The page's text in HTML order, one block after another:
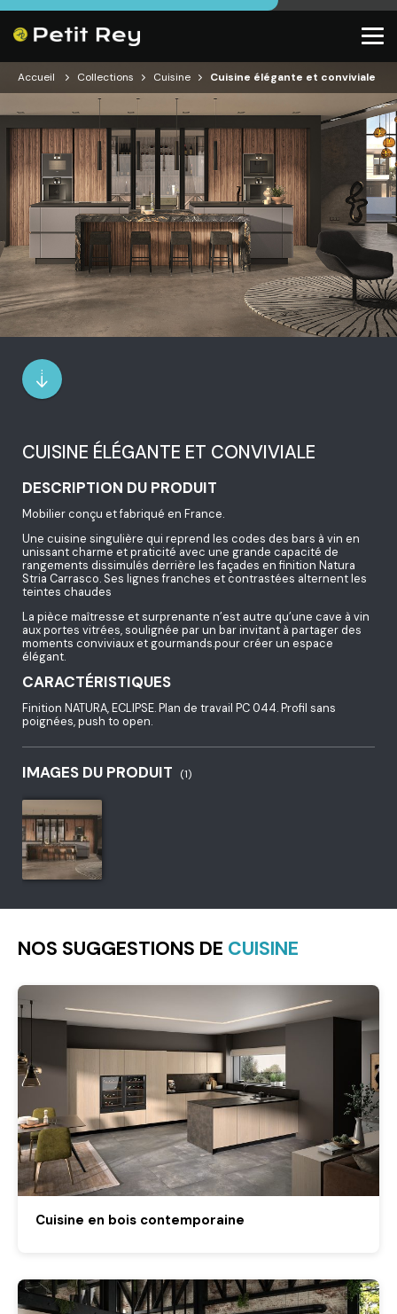
Accueil Collections Cuisine Cuisine élégante et conviviale
CUISINE ÉLÉGANTE ET CONVIVIALE
DESCRIPTION DU PRODUIT
Mobilier conçu et fabriqué en France.
Une cuisine singulière qui reprend les codes des bars à vin en
unissant charme et praticité avec une grande capacité de
rangements dissimulés derrière les façades en finition Natura
Stria Carrasco. Ses lignes franches et contrastées alternent les
teintes chaudes
La pièce maîtresse et surprenante n’est autre qu’une cave à vin
aux portes vitrées, soulignée par un bar invitant à partager des
moments conviviaux et gourmands.pour créer un espace
élégant.
CARACTÉRISTIQUES
Finition NATURA, ECLIPSE. Plan de travail PC 044. Profil sans
poignées, push to open.
IMAGES DU PRODUIT (1)
NOS SUGGESTIONS DE CUISINE
Cuisine en bois contemporaine